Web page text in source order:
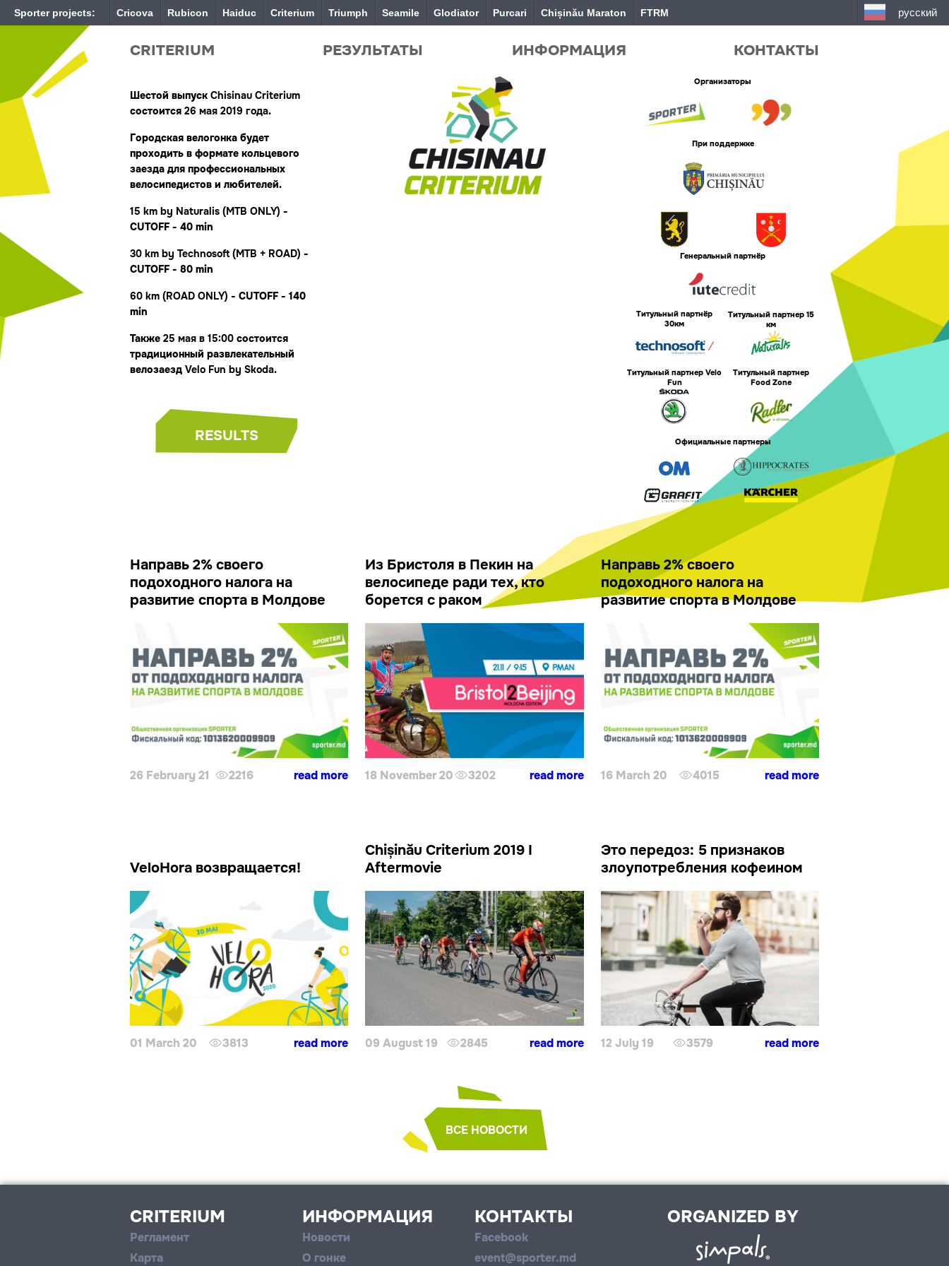
Sporter projects: Cricova Rubicon Haiduc Criterium Triumph Seamile Glodiator Purcari Chișinău Maraton FTRM русский
CRITERIUM РЕЗУЛЬТАТЫ ИНФОРМАЦИЯ КОНТАКТЫ
Шестой выпуск Chisinau Criterium
состоится 26 мая 2019 года.
Городская велогонка будет
проходить в формате кольцевого
заезда для профессиональных
велосипедистов и любителей.
15 km by Naturalis (MTB ONLY) -
CUTOFF - 40 min
30 km by Technosoft(MTB + ROAD) -
CUTOFF - 80 min
60 km (ROAD ONLY) - CUTOFF - 140
min
Также 25 мая в 15:00 состоится
традиционный развлекательный
велозаезд Velo Fun by Skoda.
RESULTS
Организаторы
При поддержке
Генеральный партнёр
Титульный партнёр
30км
Титульный партнер 15
км
Титульный партнер Velo
Fun
Титульный партнер
Food Zone
Официальные партнеры
Направь 2% своего
подоходного налога на
развитие спорта в Молдове
26 February 21 2216 read more
Из Бристоля в Пекин на
велосипеде ради тех, кто
борется с раком
18 November 20 3202 read more
Направь 2% своего
подоходного налога на
развитие спорта в Молдове
16 March 20 4015 read more
VeloHora возвращается!
01 March 20 3813 read more
Chișinău Criterium 2019 I
Aftermovie
09 August 19 2845 read more
Это передоз: 5 признаков
злоупотребления кофеином
12 July 19 3579 read more
ВСЕ НОВОСТИ
CRITERIUM
Регламент
Карта
ИНФОРМАЦИЯ
Новости
О гонке
КОНТАКТЫ
Facebook
event@sporter.md
ORGANIZED BY